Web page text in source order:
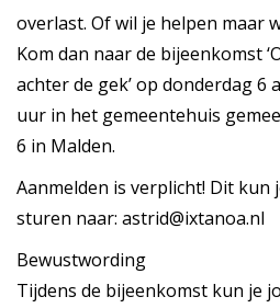
overlast. Of wil je helpen maar
Kom dan naar de bijeenkomst
achter de gek’ op donderdag 6
uur in het gemeentehuis
6 in Malden.
Aanmelden is verplicht! Dit kun
sturen naar: astrid@ixtanoa.nl
Bewustwording
Tijdens de bijeenkomst kun je